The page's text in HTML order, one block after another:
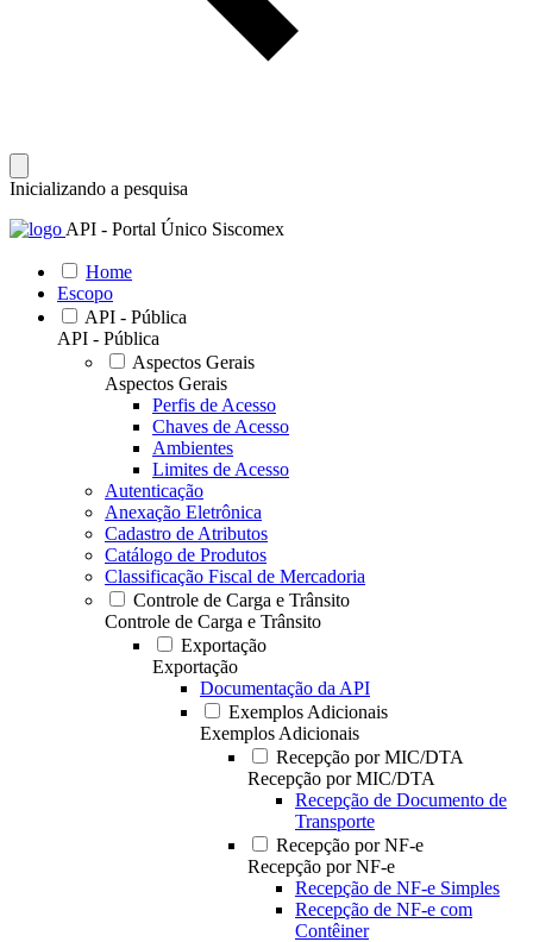
Inicializando a pesquisa
API - Portal Único Siscomex
Home
Escopo
API - Pública
API - Pública
Aspectos Gerais
Aspectos Gerais
Perfis de Acesso
Chaves de Acesso
Ambientes
Limites de Acesso
Autenticação
Anexação Eletrônica
Cadastro de Atributos
Catálogo de Produtos
Classificação Fiscal de Mercadoria
Controle de Carga e Trânsito
Controle de Carga e Trânsito
Exportação
Exportação
Documentação da API
Exemplos Adicionais
Exemplos Adicionais
Recepção por MIC/DTA
Recepção por MIC/DTA
Recepção de Documento de
Transporte
Recepção por NF-e
Recepção por NF-e
Recepção de NF-e Simples
Recepção de NF-e com
Contêiner